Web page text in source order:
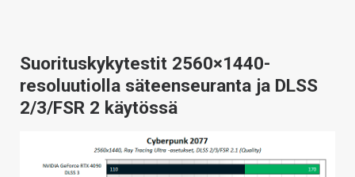
Suorituskykytestit 2560×1440-
resoluutiolla säteenseuranta ja DLSS
2/3/FSR 2 käytössä